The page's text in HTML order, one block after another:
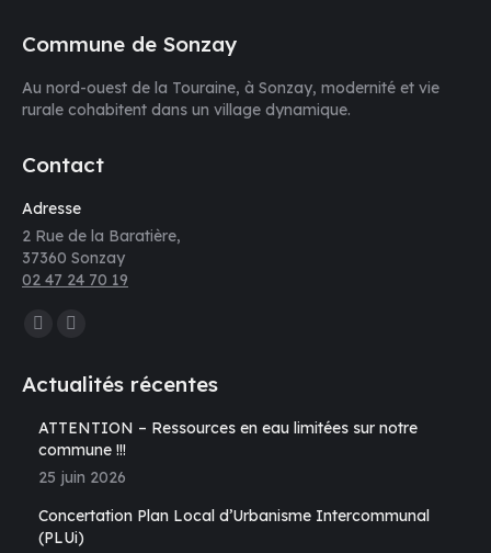
Commune de Sonzay
Au nord-ouest de la Touraine, à Sonzay, modernité et vie
rurale cohabitent dans un village dynamique.
Contact
Adresse
2 Rue de la Baratière,
37360 Sonzay
02 47 24 70 19
Trouvez nous sur :
Facebook
s'ouvre
dans
une
nouvelle
fenêtre
E-
mail
s'ouvre
dans
une
nouvelle
Actualités récentes
ATTENTION – Ressources en eau limitées sur notre
commune !!!
25 juin 2026
Concertation Plan Local d’Urbanisme Intercommunal
(PLUi)